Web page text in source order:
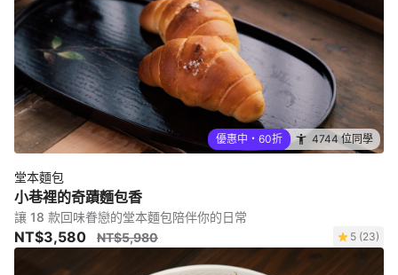
優惠中・60折 4744 位同學
堂本麵包
小巷裡的奇蹟麵包香
讓 18 款回味眷戀的堂本麵包陪伴你的日常
NT$3,580 NT$5,980 5 (23)